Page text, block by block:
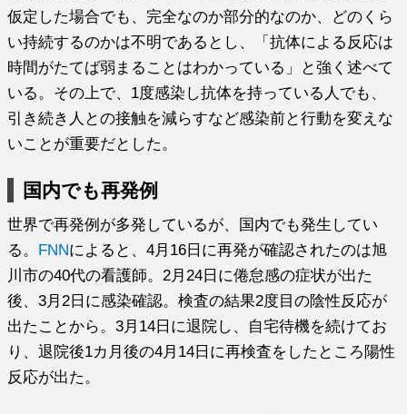
仮定した場合でも、完全なのか部分的なのか、どのくら
い持続するのかは不明であるとし、「抗体による反応は
時間がたてば弱まることはわかっている」と強く述べて
いる。その上で、1度感染し抗体を持っている人でも、
引き続き人との接触を減らすなど感染前と行動を変えな
いことが重要だとした。
国内でも再発例
世界で再発例が多発しているが、国内でも発生してい
る。 FNNによると、4月16日に再発が確認されたのは旭
川市の40代の看護師。2月24日に倦怠感の症状が出た
後、3月2日に感染確認。検査の結果2度目の陰性反応が
出たことから。3月14日に退院し、自宅待機を続けてお
り、退院後1カ月後の4月14日に再検査をしたところ陽性
反応が出た。